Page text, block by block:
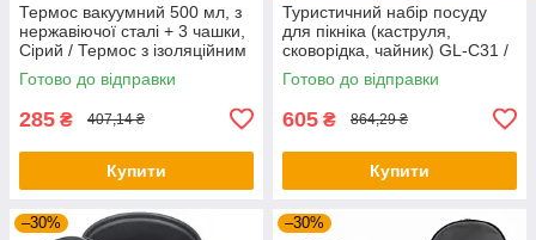
Термос вакуумний 500 мл, з
нержавіючої сталі + 3 чашки,
Сірий / Термос з ізоляційним
кухлем
Готово до відправки
285 ₴ 407,14 ₴
Купити
Туристичний набір посуду
для пікніка (каструля,
сковорідка, чайник) GL-C31 /
Посуд туристичний
Готово до відправки
605 ₴ 864,29 ₴
Купити
–30% –30%